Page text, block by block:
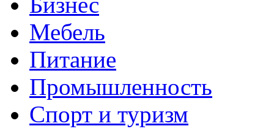
Мебель
Питание
Промышленность
Спорт и туризм